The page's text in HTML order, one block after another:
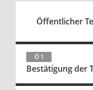
Öffentlicher
Ö 1
Bestätigung der